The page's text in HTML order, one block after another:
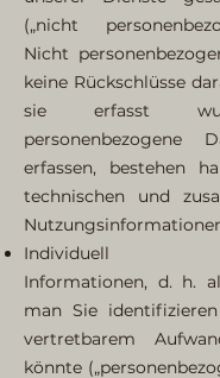
(„nicht
Nicht
keine Rückschlüsse
sie erfasst
erfassen, bestehen
technischen und
Individuell
Informationen, d. h.
man Sie
vertretbarem
könnte